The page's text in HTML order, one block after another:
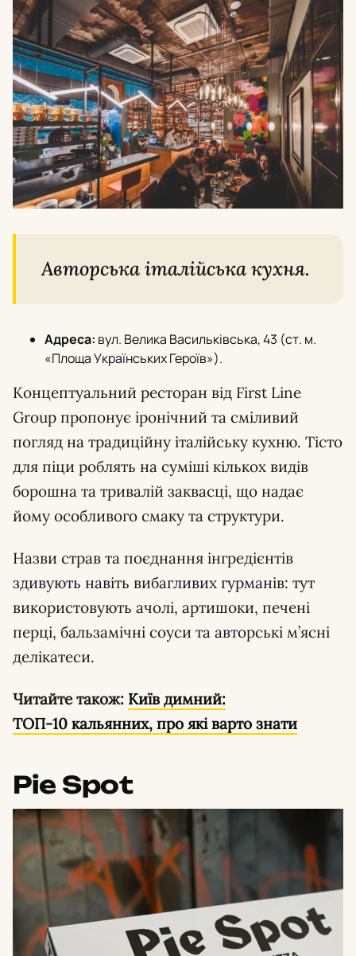
Авторська італійська кухня.
Адреса: вул. Велика Васильківська, 43 (ст. м.
«Площа Українських Героїв»).
Концептуальний ресторан від First Line
Group пропонує іронічний та сміливий
погляд на традиційну італійську кухню. Тісто
для піци роблять на суміші кількох видів
борошна та тривалій заквасці, що надає
йому особливого смаку та структури.
Назви страв та поєднання інгредієнтів
здивують навіть вибагливих гурманів: тут
використовують ачолі, артишоки, печені
перці, бальзамічні соуси та авторські м’ясні
делікатеси.
Читайте також: Київ димний:
ТОП-10 кальянних, про які варто знати
Pie Spot